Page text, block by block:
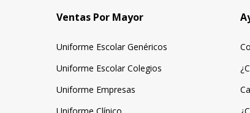
Ventas Por Mayor
Uniforme Escolar Genéricos
Uniforme Escolar Colegios
Uniforme Empresas